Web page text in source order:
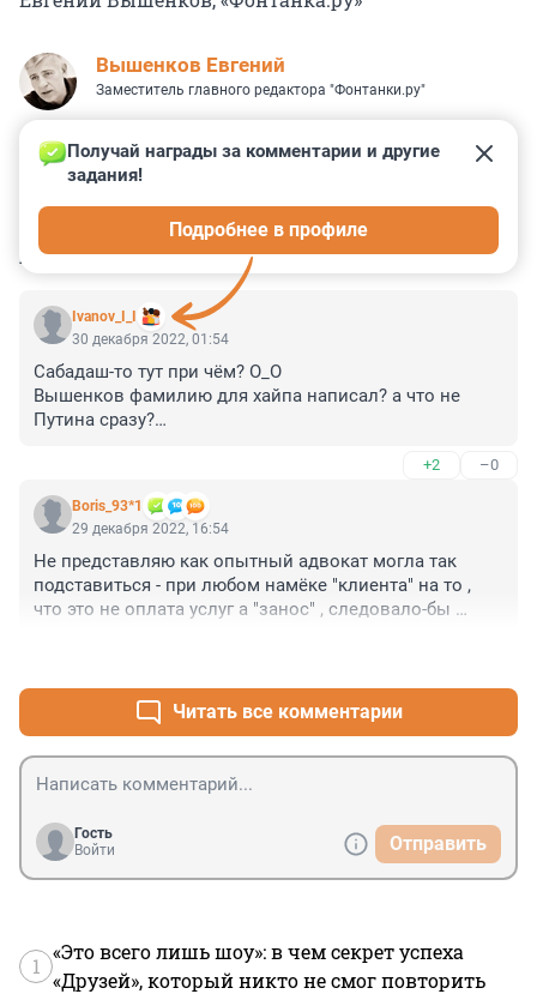
Вышенков Евгений
Заместитель главного редактора "Фонтанки.ру"
КОММЕНТАРИИ 4
Ivanov_I_I
Получай награды за комментарии и другие
задания!
Подробнее в профиле
30 декабря 2022, 01:54
Сабадаш-то тут при чём? О_О
Вышенков фамилию для хайпа написал? а что не
Путина сразу?
Ну тётка решила за бабло разрулить конфликт
поставщиков фруктов. Оказалась крайней. Не
повезло.
+2 –0
Boris_93*1
29 декабря 2022, 16:54
Не представляю как опытный адвокат могла так
подставиться - при любом намёке "клиента" на то ,
что это не оплата услуг а "занос" , следовало-бы
Читать все комментарии
Гость
Войти
Отправить
1
«Это всего лишь шоу»: в чем секрет успеха
«Друзей», который никто не смог повторить